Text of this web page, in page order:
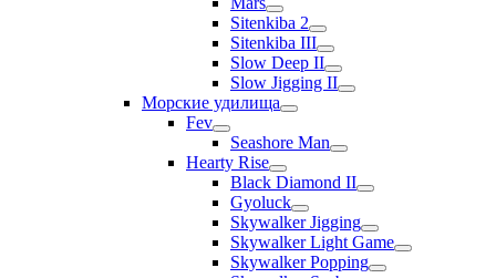
Sitenkiba 2
Sitenkiba III
Slow Deep II
Slow Jigging II
Морские удилища
Fev
Seashore Man
Hearty Rise
Black Diamond II
Gyoluck
Skywalker Jigging
Skywalker Light Game
Skywalker Popping